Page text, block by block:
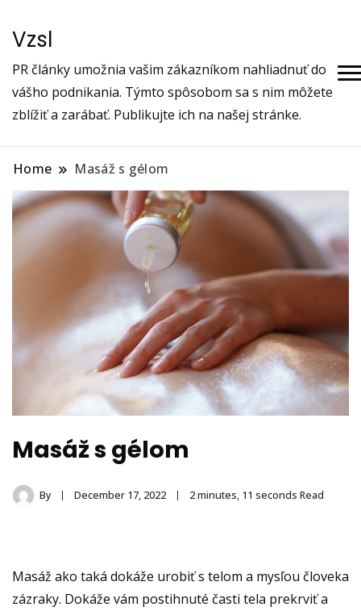
Vzsl
PR články umožnia vašim zákazníkom nahliadnuť do
vášho podnikania. Týmto spôsobom sa s nim môžete
zblížiť a zarábať. Publikujte ich na našej stránke.
Home Masáž s gélom
Masáž s gélom
By December 17, 2022 2 minutes, 11 seconds Read
Masáž ako taká dokáže urobiť s telom a mysľou človeka
zázraky. Dokáže vám postihnuté časti tela prekrviť a